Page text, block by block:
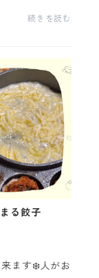
なく楽しい
続きを読む
る餃子
ます❄️人がお